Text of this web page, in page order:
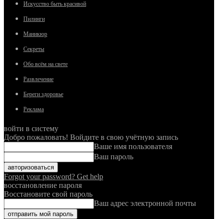
Искусство быть красивой
Пилинги
Маникюр
Секреты
Обо всём на свете
Развлечение
Береги здоровье
Реклама
войти в систему
Добро пожаловать! Войдите в свою учётную запись
Ваше имя пользователя
Ваш пароль
Forgot your password? Get help
восстановление пароля
Восстановите свой пароль
Ваш адрес электронной почты